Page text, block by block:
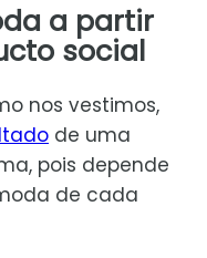
a partir
social
nos vestimos,
de uma
pois depende
de cada